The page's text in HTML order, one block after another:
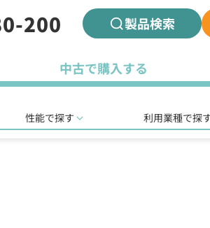
200 製品検索
中古で購入する
性能で探す 利用業種で探